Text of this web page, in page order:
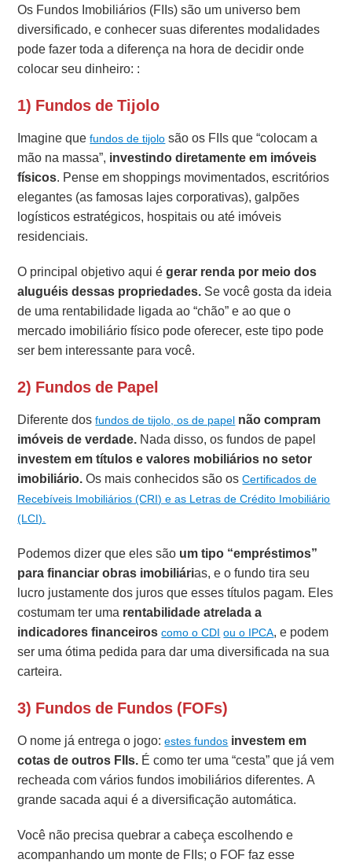
Os Fundos Imobiliários (FIIs) são um universo bem
diversificado, e conhecer suas diferentes modalidades
pode fazer toda a diferença na hora de decidir onde
colocar seu dinheiro: :
1) Fundos de Tijolo
Imagine quefundos de tijolo são os FIIs que “colocam a
mão na massa”, investindo diretamente em imóveis
físicos. Pense em shoppings movimentados, escritórios
elegantes (as famosas lajes corporativas), galpões
logísticos estratégicos, hospitais ou até imóveis
residenciais.
O principal objetivo aqui égerar renda por meio dos
aluguéis dessas propriedades. Se você gosta da ideia
de uma rentabilidade ligada ao “chão” e ao que o
mercado imobiliário físico pode oferecer, este tipo pode
ser bem interessante para você.
2) Fundos de Papel
Diferente dosfundos de tijolo, os de papel não compram
imóveis de verdade. Nada disso, os fundos de papel
investem em títulos e valores mobiliários no setor
imobiliário.Os mais conhecidos são osCertificados de
Recebíveis Imobiliários (CRI) e as Letras de Crédito Imobiliário
(LCI).
Podemos dizer que eles são um tipo “empréstimos”
para financiar obras imobiliárias, e o fundo tira seu
lucro justamente dos juros que esses títulos pagam. Eles
costumam ter uma rentabilidade atrelada a
indicadores financeiros como o CDI ou o IPCA, e podem
ser uma ótima pedida para dar uma diversificada na sua
carteira.
3) Fundos de Fundos (FOFs)
O nome já entrega o jogo:estes fundos investem em
cotas de outros FIIs. É como ter uma “cesta” que já vem
recheada com vários fundos imobiliários diferentes. A
grande sacada aqui é a diversificação automática.
Você não precisa quebrar a cabeça escolhendo e
acompanhando um monte de FIIs; o FOF faz esse